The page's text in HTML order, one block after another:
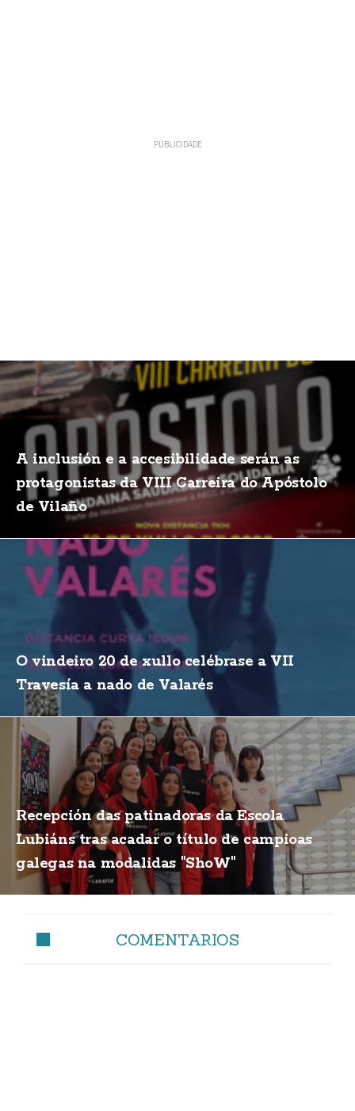
A inclusión e a accesibilidade serán as
protagonistas da VIII Carreira do Apóstolo
de Vilaño
O vindeiro 20 de xullo celébrase a VII
Travesía a nado de Valarés
Recepción das patinadoras da Escola
Lubiáns tras acadar o título de campioas
galegas na modalidas "ShoW"
COMENTARIOS